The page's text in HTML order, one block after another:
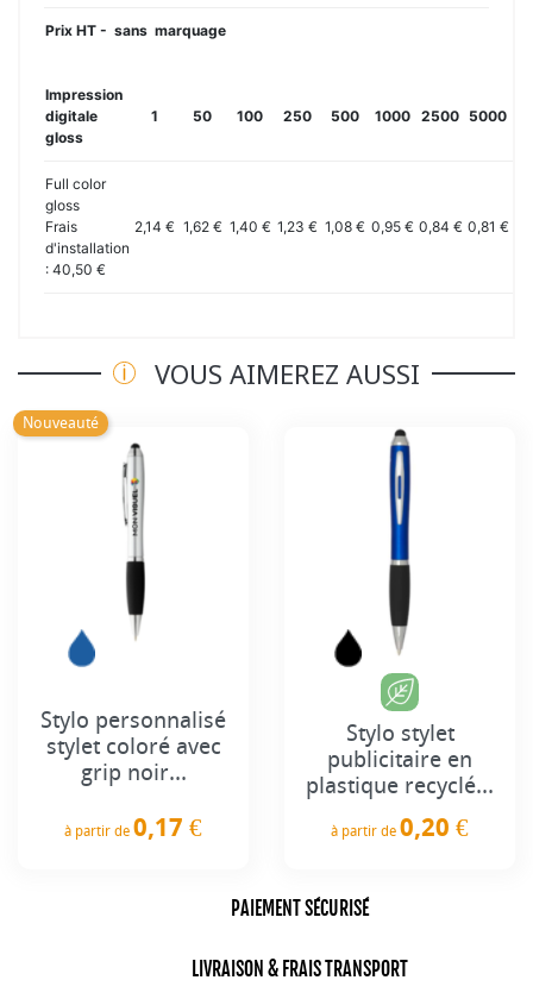
Prix HT - sans marquage
Impression
digitale
gloss
1 50 100 250 500 1000 2500 5000
Full color
gloss
Frais
d'installation
: 40,50 €
2,14 € 1,62 € 1,40 € 1,23 € 1,08 € 0,95 € 0,84 € 0,81 €
VOUS AIMEREZ AUSSI
Nouveauté
Stylo personnalisé
stylet coloré avec
grip noir...
à partir de 0,17 €
Stylo stylet
publicitaire en
plastique recyclé...
à partir de 0,20 €
PAIEMENT SÉCURISÉ
LIVRAISON & FRAIS TRANSPORT